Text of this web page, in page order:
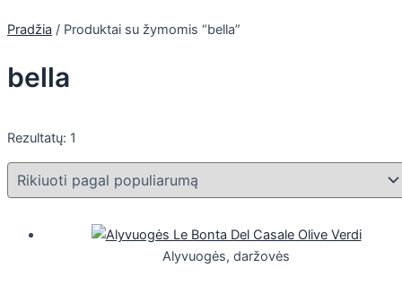
Pradžia / Produktai su žymomis “bella”
bella
Rezultatų: 1
Alyvuogės, daržovės